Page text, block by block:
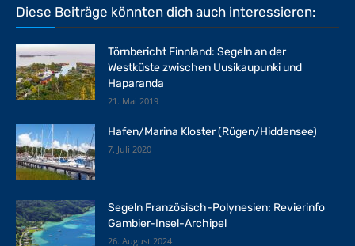
Diese Beiträge könnten dich auch interessieren:
Törnbericht Finnland: Segeln an der
Westküste zwischen Uusikaupunki und
Haparanda
21. Mai 2019
Hafen/Marina Kloster (Rügen/Hiddensee)
7. Juli 2020
Segeln Französisch-Polynesien: Revierinfo
Gambier-Insel-Archipel
26. August 2024